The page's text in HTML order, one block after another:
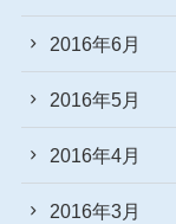
2016年6月
2016年5月
2016年4月
2016年3月